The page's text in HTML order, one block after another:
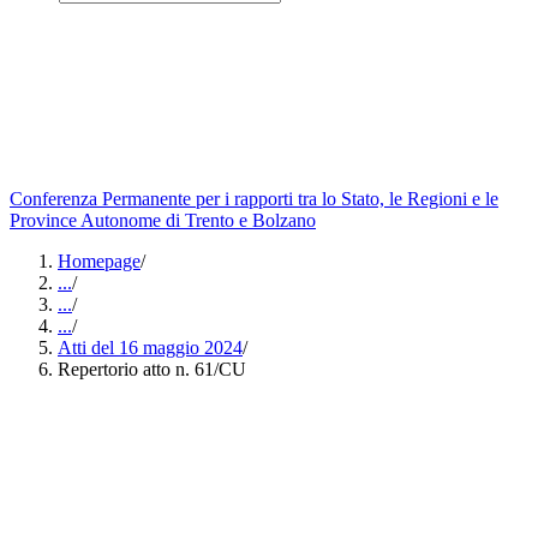
Conferenza Permanente per i rapporti tra lo Stato, le Regioni e le
Province Autonome di Trento e Bolzano
Homepage/
.../
.../
.../
Atti del 16 maggio 2024/
Repertorio atto n. 61/CU